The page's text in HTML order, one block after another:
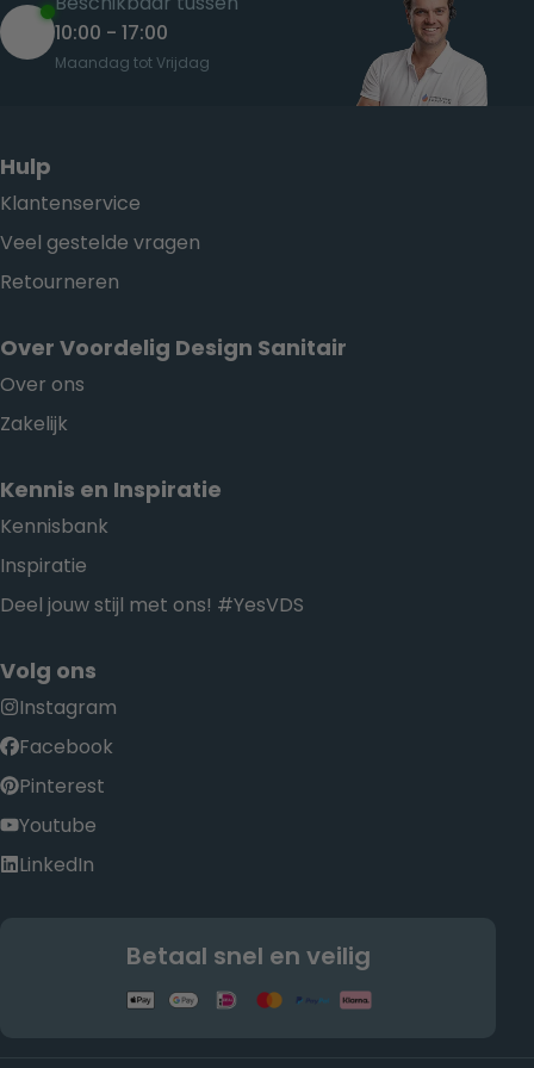
10:00 - 17:00
Maandag tot Vrijdag
Hulp
Klantenservice
Veel gestelde vragen
Retourneren
Over Voordelig Design Sanitair
Over ons
Zakelijk
Kennis en Inspiratie
Kennisbank
Inspiratie
Deel jouw stijl met ons! #YesVDS
Volg ons
Instagram
Facebook
Pinterest
Youtube
LinkedIn
Betaal snel en veilig